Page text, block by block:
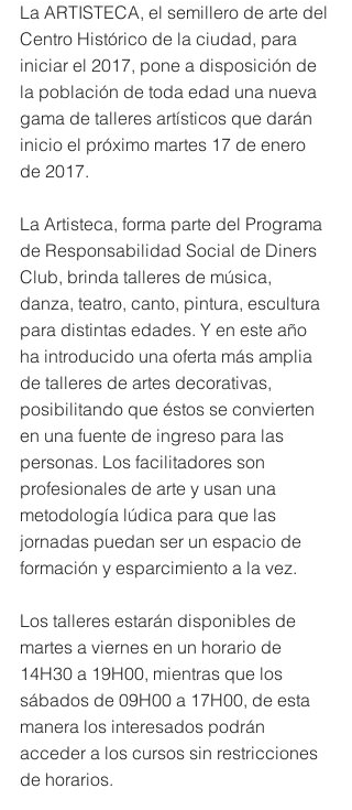
La ARTISTECA, el semillero de arte del
Centro Histórico de la ciudad, para
iniciar el 2017, pone a disposición de
la población de toda edad una nueva
gama de talleres artísticos que darán
inicio el próximo martes 17 de enero
de 2017.
La Artisteca, forma parte del Programa
de Responsabilidad Social de Diners
Club, brinda talleres de música,
danza, teatro, canto, pintura, escultura
para distintas edades. Y en este año
ha introducido una oferta más amplia
de talleres de artes decorativas,
posibilitando que éstos se convierten
en una fuente de ingreso para las
personas. Los facilitadores son
profesionales de arte y usan una
metodología lúdica para que las
jornadas puedan ser un espacio de
formación y esparcimiento a la vez.
Los talleres estarán disponibles de
martes a viernes en un horario de
14H30 a 19H00, mientras que los
sábados de 09H00 a 17H00, de esta
manera los interesados podrán
acceder a los cursos sin restricciones
de horarios.